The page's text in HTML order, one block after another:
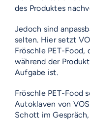
des Produktes
Jedoch sind
selten. Hier setzt
Fröschle PET-Food,
während der
Aufgabe ist.
Fröschle PET-Food
Autoklaven von
Schott im